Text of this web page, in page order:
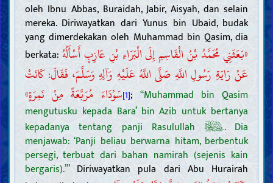
oleh Ibnu Abbas, Buraidah, Jabir, Aisyah, dan selain
mereka. Diriwayatkan dari Yunus bin Ubaid, budak
yang dimerdekakan oleh Muhammad bin Qasim, dia
berkata:«بَعَثَنِي مُحَمَّدُ بْنُ الْقَاسِمِ إِلَى الْبَرَاءِ بْنِ عَازِبٍ أَسْأَلُهُ
عَنْ رَايَةِ رَسُولِ اللَّهِ صَلَّى اللَّهُ عَلَيْهِ وَآلِهِ وَسَلَّمَ، فَقَالَ: كَانَتْ
سَوْدَاءَ مُرَبَّعَةً مِنْ نَمِرَةٍ»[1]; “Muhammad bin Qasim
mengutusku kepada Bara’ bin Azib untuk bertanya
kepadanya tentang panji Rasulullah
. Dia
menjawab: ‘Panji beliau berwarna hitam, berbentuk
persegi, terbuat dari bahan namirah (sejenis kain
bergaris).’”Diriwayatkan pula dari Abu Hurairah